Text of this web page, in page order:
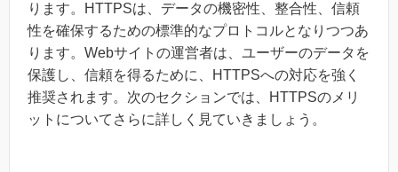
ります。HTTPSは、データの機密性、整合性、信頼
性を確保するための標準的なプロトコルとなりつつあ
ります。Webサイトの運営者は、ユーザーのデータを
保護し、信頼を得るために、HTTPSへの対応を強く
推奨されます。次のセクションでは、HTTPSのメリ
ットについてさらに詳しく見ていきましょう。